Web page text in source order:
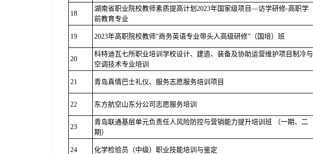
18
湖南省职业院校教师素质提高计划2023年国家级项目—访学研修-高职学
前教育专业
19 2023年高职院校教师“商务英语专业带头人高级研修”（国培）班
20
科特迪瓦七所职业培训学校设计、建造、装备及协助运营维护项目制冷与
空调技术专业培训
21 青岛真情巴士礼仪、服务志愿服务培训项目
22 东方航空山东分公司志愿服务培训
23
青岛联通基层单元负责任人风险防控与营销能力提升培训班 （一期、二
期）
24 化学检验员（中级）职业技能培训与鉴定